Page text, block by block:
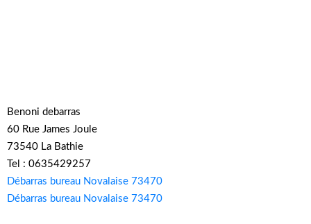
Benoni debarras
60 Rue James Joule
73540 La Bathie
Tel : 0635429257
Débarras bureau Novalaise 73470
Débarras bureau Novalaise 73470